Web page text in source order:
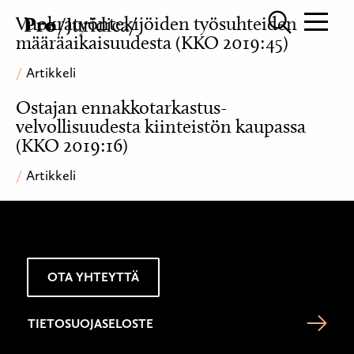
Vuokratyöntekijöiden työsuhteiden
määräaikaisuudesta (KKO 2019:45)
Artikkeli
Ostajan ennakkotarkastus­
velvollisuudesta kiinteistön kaupassa
(KKO 2019:16)
Artikkeli
OTA YHTEYTTÄ
TIETOSUOJASELOSTE